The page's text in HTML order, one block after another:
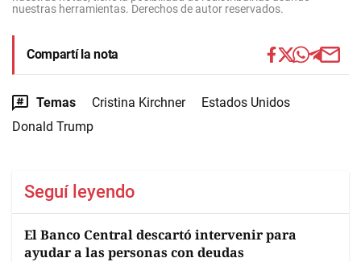
nuestras herramientas. Derechos de autor reservados.
Compartí la nota
Temas Cristina Kirchner
Estados Unidos
Donald Trump
Seguí leyendo
El Banco Central descartó intervenir para
ayudar a las personas con deudas